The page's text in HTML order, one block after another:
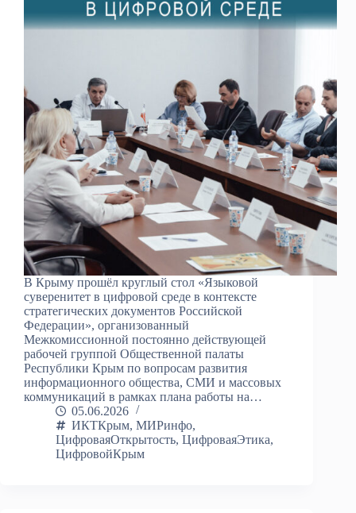
В Крыму прошёл круглый стол «Языковой
суверенитет в цифровой среде в контексте
стратегических документов Российской
Федерации», организованный
Межкомиссионной постоянно действующей
рабочей группой Общественной палаты
Республики Крым по вопросам развития
информационного общества, СМИ и массовых
коммуникаций в рамках плана работы на…
05.06.2026
ИКТКрым, МИРинфо,
ЦифроваяОткрытость, ЦифроваяЭтика,
ЦифровойКрым